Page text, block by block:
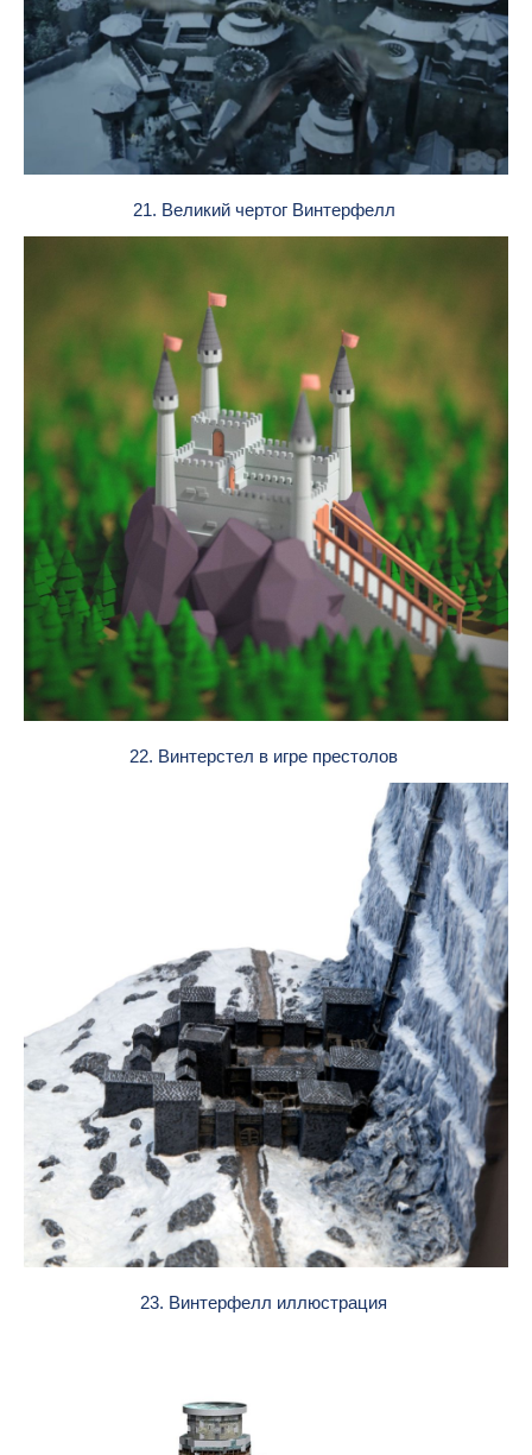
21. Великий чертог Винтерфелл
22. Винтерстел в игре престолов
23. Винтерфелл иллюстрация